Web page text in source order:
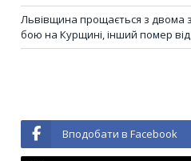
Львівщина прощається з двома
бою на Курщині, інший помер
Вподобати в Facebook